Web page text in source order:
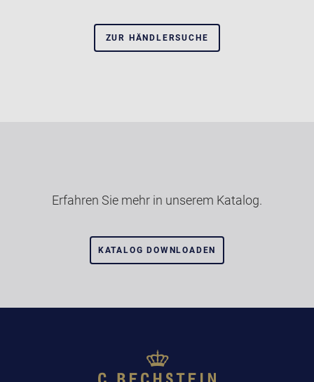
ZUR HÄNDLERSUCHE
Erfahren Sie mehr in unserem Katalog.
KATALOG DOWNLOADEN